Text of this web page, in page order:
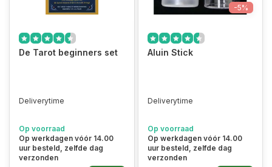
De Tarot beginners set
Deliverytime
Op voorraad
Op werkdagen vóór 14.00
uur besteld, zelfde dag
verzonden
-5%
Aluin Stick
Deliverytime
Op voorraad
Op werkdagen vóór 14.00
uur besteld, zelfde dag
verzonden